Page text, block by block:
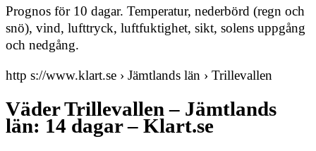
Prognos för 10 dagar. Temperatur, nederbörd (regn och
snö), vind, lufttryck, luftfuktighet, sikt, solens uppgång
och nedgång.
http s://www.klart.se › Jämtlands län › Trillevallen
Väder Trillevallen – Jämtlands
län: 14 dagar – Klart.se